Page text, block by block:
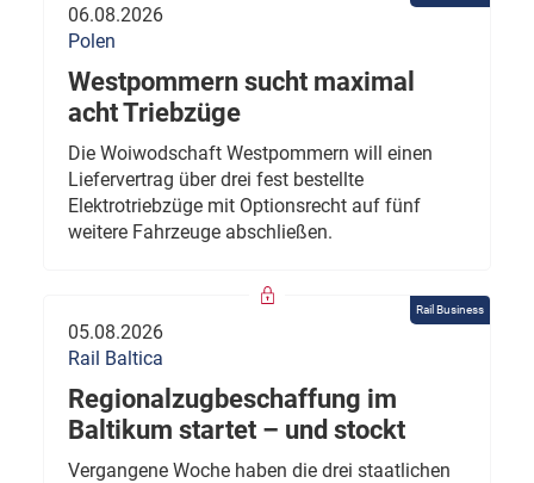
06.08.2026
Polen
Westpommern sucht maximal
acht Triebzüge
Die Woiwodschaft Westpommern will einen
Liefervertrag über drei fest bestellte
Elektrotriebzüge mit Optionsrecht auf fünf
weitere Fahrzeuge abschließen.
Rail Business
05.08.2026
Rail Baltica
Regionalzugbeschaffung im
Baltikum startet – und stockt
Vergangene Woche haben die drei staatlichen